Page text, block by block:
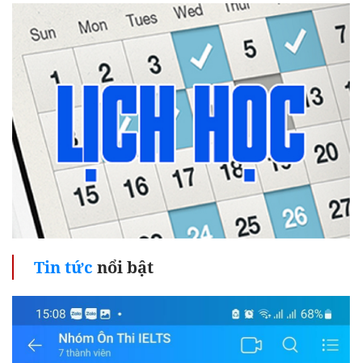
Tin tức nổi bật